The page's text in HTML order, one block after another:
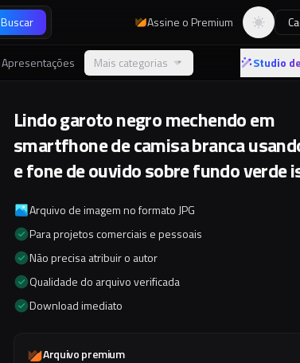
Buscar Assine o Premium Alternar
Apresentações Mais categorias Studio
Lindo garoto negro mechendo em
smartfhone de camisa branca
e fone de ouvido sobre fundo verde
Arquivo de imagem no formato JPG
Para projetos comerciais e pessoais
Não precisa atribuir o autor
Qualidade do arquivo verificada
Download imediato
Arquivo premium